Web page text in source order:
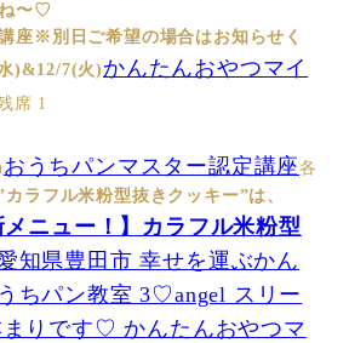
〜♡
座 ※別日ご希望の場合はお知らせく
)&12/7(火)かんたんおやつマイ
席 1
おうちパンマスター認定講座各
ラフル米粉型抜きクッキー”は、
メニュー！】カラフル米粉型
知県豊田市 幸せを運ぶかん
ちパン教室 3♡angel スリー
りです♡ かんたんおやつマ